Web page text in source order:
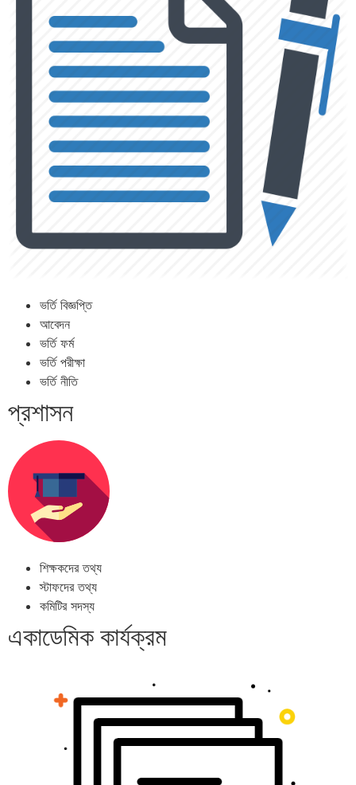
ভর্তি বিজ্ঞপ্তি
আবেদন
ভর্তি ফর্ম
ভর্তি পরীক্ষা
ভর্তি নীতি
প্রশাসন
শিক্ষকদের তথ্য
স্টাফদের তথ্য
কমিটির সদস্য
একাডেমিক কার্যক্রম